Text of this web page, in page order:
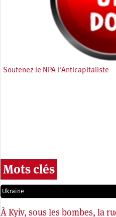
Soutenez le NPA l'Anticapitaliste
Mots clés
Ukraine
À Kyiv, sous les bombes, la